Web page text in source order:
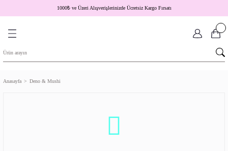
1000₺ve Üzeri Alışverişlerinizde Ücretsiz Kargo Fırsatı
Anasayfa Deno & Mushi